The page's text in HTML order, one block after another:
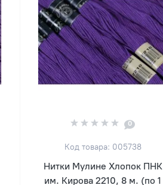
0
Код товара: 005738
Нитки Мулине Хлопок ПНК
им. Кирова 2210, 8 м. (по 1